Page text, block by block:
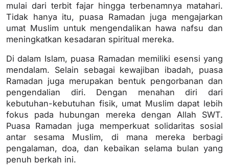
mulai dari terbit fajar hingga terbenamnya matahari.
Tidak hanya itu, puasa Ramadan juga mengajarkan
umat Muslim untuk mengendalikan hawa nafsu dan
meningkatkan kesadaran spiritual mereka.
Di dalam Islam, puasa Ramadan memiliki esensi yang
mendalam. Selain sebagai kewajiban ibadah, puasa
Ramadan juga merupakan bentuk pengorbanan dan
pengendalian diri. Dengan menahan diri dari
kebutuhan-kebutuhan fisik, umat Muslim dapat lebih
fokus pada hubungan mereka dengan Allah SWT.
Puasa Ramadan juga memperkuat solidaritas sosial
antar sesama Muslim, di mana mereka berbagi
pengalaman, doa, dan kebaikan selama bulan yang
penuh berkah ini.